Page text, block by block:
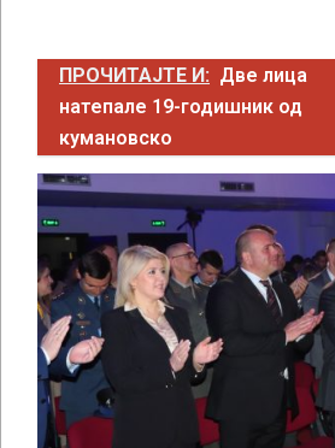
ПРОЧИТАЈТЕ И: Две лица
натепале 19-годишник од
кумановско